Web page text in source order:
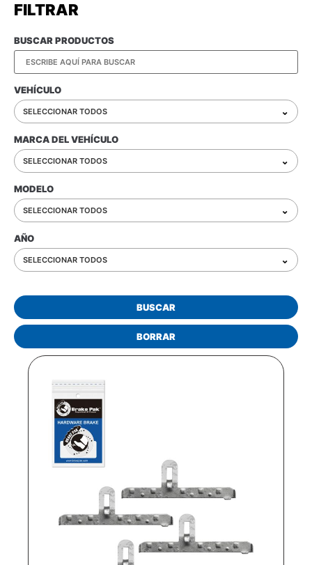
FILTRAR
BUSCAR PRODUCTOS
VEHÍCULO
SELECCIONAR TODOS ⌄
MARCA DEL VEHÍCULO
SELECCIONAR TODOS ⌄
MODELO
SELECCIONAR TODOS ⌄
AÑO
SELECCIONAR TODOS ⌄
BUSCAR
BORRAR